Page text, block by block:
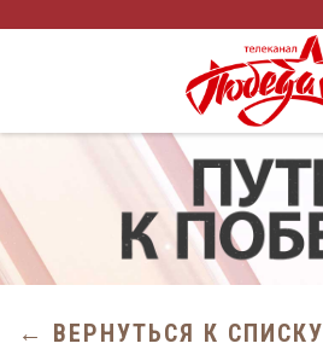
← ВЕРНУТЬСЯ К СПИСКУ